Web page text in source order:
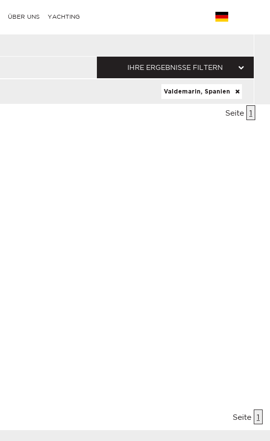
ÜBER UNS YACHTING
IHRE ERGEBNISSE FILTERN
Valdemarin, Spanien
Seite 1
Seite 1